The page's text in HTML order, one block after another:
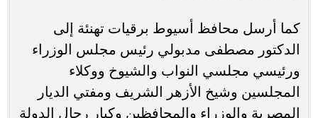
كما أرسل محافظ أسيوط برقيات تهنئة إلى
الدكتور مصطفى مدبولي رئيس مجلس الوزراء
ورئيسي مجلسي النواب والشيوخ ووكلاء
المجلسين وشيخ الأزهر الشريف ومفتي الديار
المصرية والوزراء والمحافظين وكبار رجال الدولة